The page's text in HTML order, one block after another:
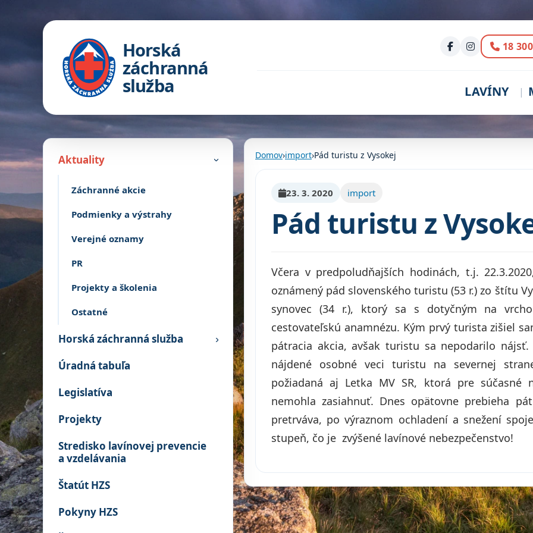
Horská
záchranná
služba
18 300
LAVÍNY
Aktuality ›
Záchranné akcie
Podmienky a výstrahy
Verejné oznamy
PR
Projekty a školenia
Ostatné
Horská záchranná služba ›
Úradná tabuľa
Legislatíva
Projekty
Stredisko lavínovej prevencie
a vzdelávania
Štatút HZS
Pokyny HZS
Domov›import›Pád turistu z Vysokej
23. 3. 2020 import
Pád turistu z
Včera v predpoludňajších hodinách, t.j.
oznámený pád slovenského turistu (53 r.) zo štítu
synovec (34 r.), ktorý sa s dotyčným na
cestovateľskú anamnézu. Kým prvý turista zišiel
pátracia akcia, avšak turistu sa nepodarilo
nájdené osobné veci turistu na severnej
požiadaná aj Letka MV SR, ktorá pre súčasné
nemohla zasiahnuť. Dnes opätovne prebieha
pretrváva, po výraznom ochladení a snežení
stupeň, čo je zvýšené lavínové nebezpečenstvo!